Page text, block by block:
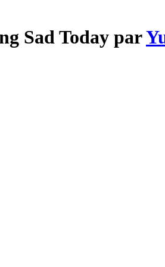
Sad Today par